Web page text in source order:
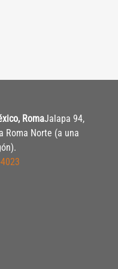
RomaJalapa 94,
Roma Norte (a una